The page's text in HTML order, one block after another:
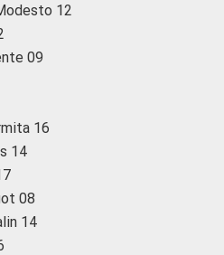
12
09
16
14
08
14